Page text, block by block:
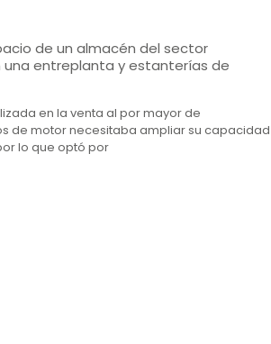
de un almacén del sector
entreplanta y estanterías de
en la venta al por mayor de
de motor necesitaba ampliar su capacidad
lo que optó por